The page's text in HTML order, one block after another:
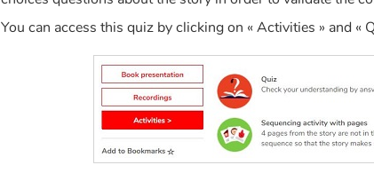
You can access this quiz by clicking on « Activities » and «